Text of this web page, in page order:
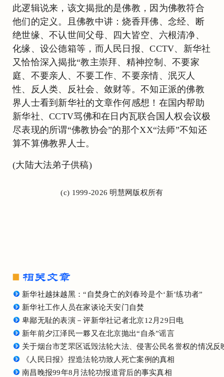
此逻辑说来，该文揭批的是佛教，因为佛教符合
他们的定义。且佛教中讲：烧香拜佛、念经、断
绝世缘、不认世间父母、四大皆空、六根清净、
化缘、设公德箱等，而人民日报、CCTV、新华社
又恰恰深入揭批“教主崇拜、精神控制、不要家
庭、不要亲人、不要工作、不要亲情、泯灭人
性、反人类、反社会、敛财等。不知正派的佛教
界人士看到新华社的文章作何感想！在国内帮助
新华社、CCTV骂佛和在日内瓦联合国人权会议极
尽表现的所谓“佛教协会”的那个XX“法师”不知还
算不算佛教界人士。
(大陆大法弟子供稿)
(c) 1999-2026 明慧网版权所有
新华社越抹越黑：“自焚身亡的刘春玲是个‘新’练功者”
新华社工作人员在家谈论天安门自焚
卑鄙无耻的表演－评新华社记者北京12月29日电
新年前夕江泽民一夥又在北京抛出“自杀”谣言
关于烟台市芝罘区诋毁法轮大法、侵害公民名誉权的情况反
《人民日报》捏造法轮功致人死亡案例的真相
南昌晚报99年8月法轮功报道背后的事实真相